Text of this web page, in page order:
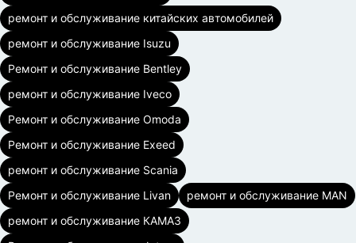
ремонт и обслуживание китайских автомобилей
ремонт и обслуживание Isuzu
Ремонт и обслуживание Bentley
ремонт и обслуживание Iveco
Ремонт и обслуживание Omoda
Ремонт и обслуживание Exeed
ремонт и обслуживание Scania
Ремонт и обслуживание Livan
ремонт и обслуживание MAN
ремонт и обслуживание КАМАЗ